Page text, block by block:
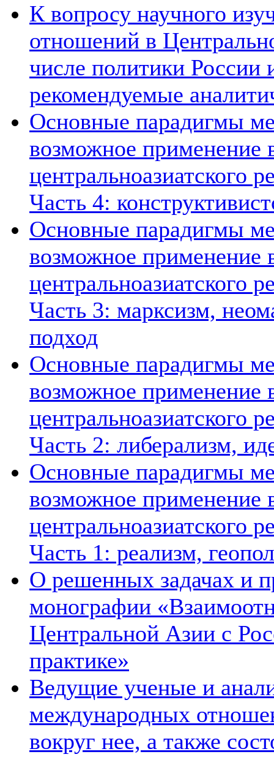
К вопросу научного
отношений в
числе политики России
рекомендуемые
Основные парадигмы
возможное применение
центральноазиатского
Часть 4:
Основные парадигмы
возможное применение
центральноазиатского
Часть 3: марксизм,
подход
Основные парадигмы
возможное применение
центральноазиатского
Часть 2: либерализм,
Основные парадигмы
возможное применение
центральноазиатского
Часть 1: реализм,
О решенных задачах и
монографии
Центральной Азии с
практике»
Ведущие ученые и
международных
вокруг нее, а также